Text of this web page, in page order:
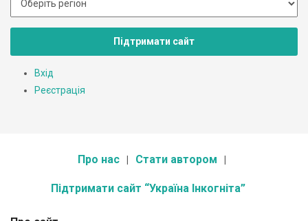
Підтримати сайт
Вхід
Реєстрація
Про нас Стати автором
Підтримати сайт “Україна Інкогніта”